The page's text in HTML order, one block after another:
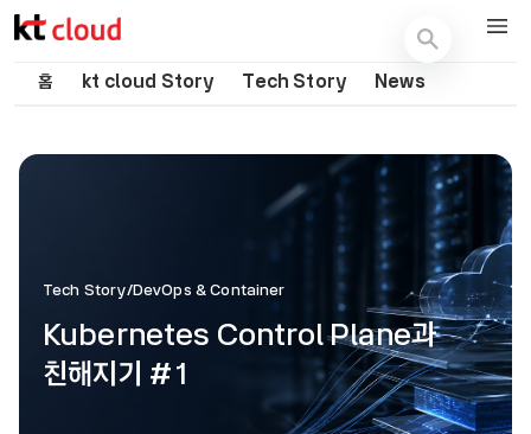
기술 블로그 (Tech) | kt cloud
홈 kt cloud Story Tech Story News
Tech Story/DevOps & Container
Kubernetes Control Plane과
친해지기 #1